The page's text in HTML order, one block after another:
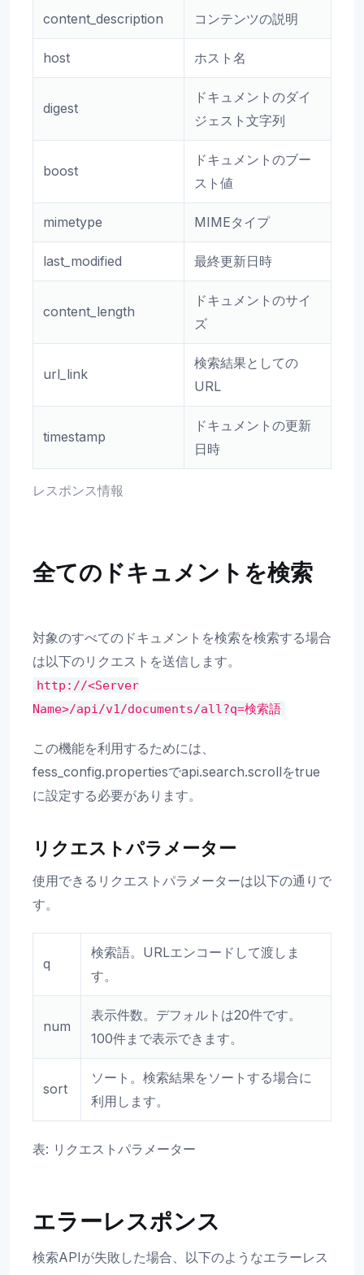
レスポンス情報
content_description コンテンツの説明
host ホスト名
digest
ドキュメントのダイ
ジェスト文字列
boost
ドキュメントのブー
スト値
mimetype MIMEタイプ
last_modified 最終更新日時
content_length
ドキュメントのサイ
ズ
url_link
検索結果としての
URL
timestamp
ドキュメントの更新
日時
全てのドキュメントを検索
対象のすべてのドキュメントを検索を検索する場合
は以下のリクエストを送信します。
http://<Server
Name>/api/v1/documents/all?q=検索語
この機能を利用するためには、
fess_config.propertiesでapi.search.scrollをtrue
に設定する必要があります。
リクエストパラメーター
使用できるリクエストパラメーターは以下の通りで
す。
q
検索語。URLエンコードして渡しま
す。
num
表示件数。デフォルトは20件です。
100件まで表示できます。
sort
ソート。検索結果をソートする場合に
利用します。
表: リクエストパラメーター
エラーレスポンス
検索APIが失敗した場合、以下のようなエラーレス